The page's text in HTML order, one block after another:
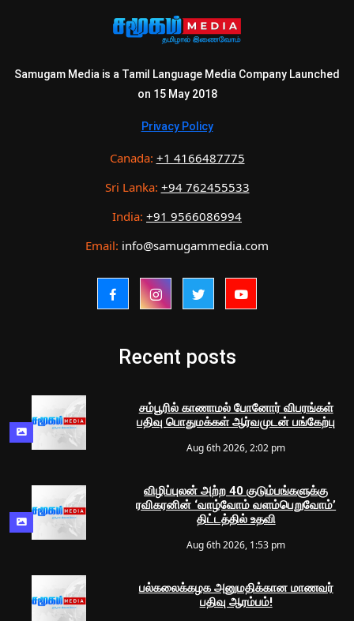
Samugam Media is a Tamil Language Media Company Launched
on 15 May 2018
Privacy Policy
Canada: +1 4166487775
Sri Lanka: +94 762455533
India: +91 9566086994
Email: info@samugammedia.com
Recent posts
சம்பூரில் காணாமல் போனோர் விபரங்கள்
பதிவு பொதுமக்கள் ஆர்வமுடன் பங்கேற்பு
Aug 6th 2026, 2:02 pm
விழிப்புலன் அற்ற 40 குடும்பங்களுக்கு
ரவிகரனின் ‘வாழ்வோம் வளம்பெறுவோம்’
திட்டத்தில் உதவி
Aug 6th 2026, 1:53 pm
பல்கலைக்கழக அனுமதிக்கான மாணவர்
பதிவு ஆரம்பம்!